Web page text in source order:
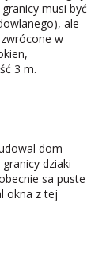
musi być
ale
w
3 m.
dom
dziaki
sa puste
okna z tej